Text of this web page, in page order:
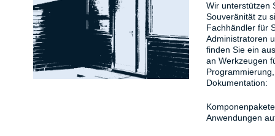
Wir unterstützen
Souveränität zu
Fachhändler für
Administratoren
finden Sie ein
an Werkzeugen
Dokumentation:
Anwendungen